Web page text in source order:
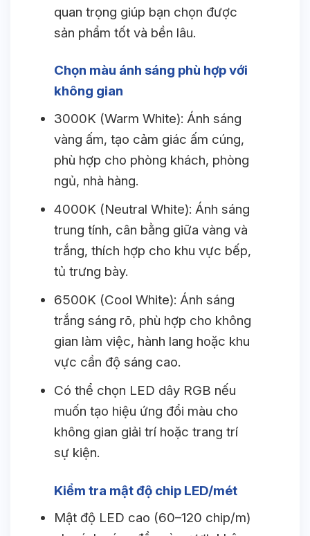
quan trọng giúp bạn chọn được
sản phẩm tốt và bền lâu.
Chọn màu ánh sáng phù hợp với
không gian
3000K (Warm White): Ánh sáng
vàng ấm, tạo cảm giác ấm cúng,
phù hợp cho phòng khách, phòng
ngủ, nhà hàng.
4000K (Neutral White): Ánh sáng
trung tính, cân bằng giữa vàng và
trắng, thích hợp cho khu vực bếp,
tủ trưng bày.
6500K (Cool White): Ánh sáng
trắng sáng rõ, phù hợp cho không
gian làm việc, hành lang hoặc khu
vực cần độ sáng cao.
Có thể chọn LED dây RGB nếu
muốn tạo hiệu ứng đổi màu cho
không gian giải trí hoặc trang trí
sự kiện.
Kiểm tra mật độ chip LED/mét
Mật độ LED cao (60–120 chip/m)